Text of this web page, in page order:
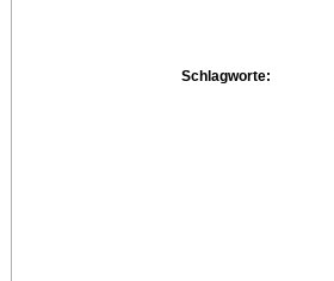
Schlagworte: